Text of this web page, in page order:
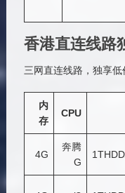
香港直连线路
三网直连线路，独享低
内
存
CPU
4G
奔腾
G